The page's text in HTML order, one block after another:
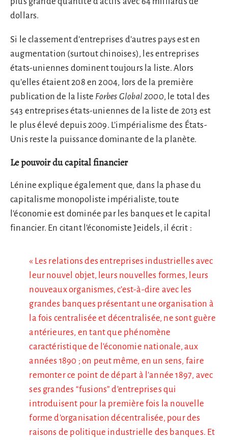
dollars.
Si le classement d’entreprises d’autres pays est en
augmentation (surtout chinoises), les entreprises
états-uniennes dominent toujours la liste. Alors
qu’elles étaient 208 en 2004, lors de la première
publication de la liste Forbes Global 2000, le total des
543 entreprises états-uniennes de la liste de 2013 est
le plus élevé depuis 2009. L’impérialisme des États-
Unis reste la puissance dominante de la planète.
Le pouvoir du capital financier
Lénine explique également que, dans la phase du
capitalisme monopoliste impérialiste, toute
l’économie est dominée par les banques et le capital
financier. En citant l’économiste Jeidels, il écrit :
« Les relations des entreprises industrielles avec
leur nouvel objet, leurs nouvelles formes, leurs
nouveaux organismes, c’est-à-dire avec les
grandes banques présentant une organisation à
la fois centralisée et décentralisée, ne sont guère
antérieures, en tant que phénomène
caractéristique de l’économie nationale, aux
années 1890 ; on peut même, en un sens, faire
remonter ce point de départ à l’année 1897, avec
ses grandes “fusions” d’entreprises qui
introduisent pour la première fois la nouvelle
forme d’organisation décentralisée, pour des
raisons de politique industrielle des banques. Et